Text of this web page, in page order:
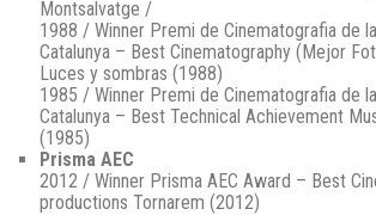
Montsalvatge /
1988 / Winner Premi de Cinematografia de
Catalunya – Best Cinematography (Mejor
Luces y sombras (1988)
1985 / Winner Premi de Cinematografia de
Catalunya – Best Technical Achievement
(1985)
Prisma AEC
2012 / Winner Prisma AEC Award – Best
productions Tornarem (2012)